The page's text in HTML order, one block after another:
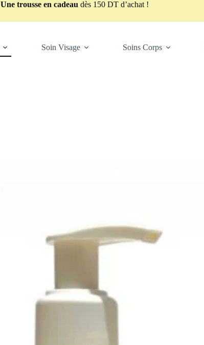
Une trousse en cadeau dès 150 DT d’achat !
Soin Visage Soins Corps